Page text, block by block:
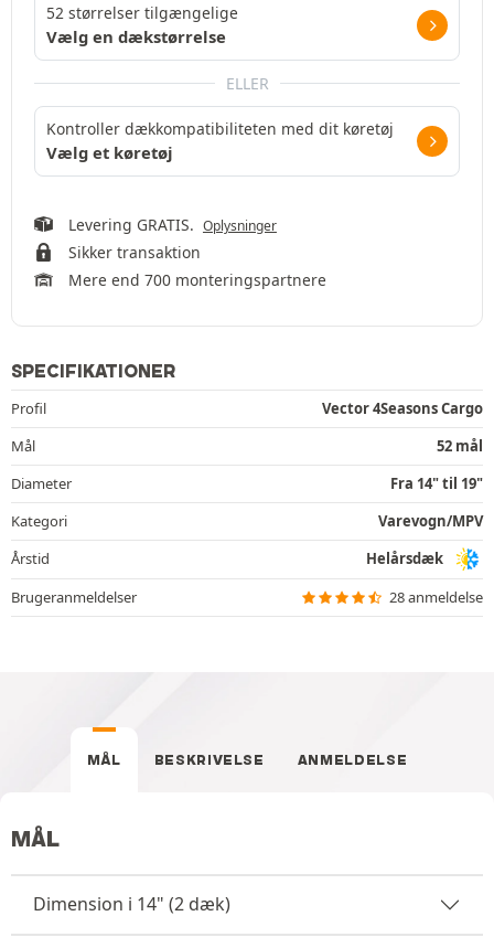
52 størrelser tilgængelige
Vælg en dækstørrelse
ELLER
Kontroller dækkompatibiliteten med dit køretøj
Vælg et køretøj
Levering GRATIS. Oplysninger
Sikker transaktion
Mere end 700 monteringspartnere
SPECIFIKATIONER
Profil
Vector 4Seasons Cargo
Mål
52 mål
Diameter
Fra 14" til 19"
Kategori
Varevogn/MPV
Årstid
Helårsdæk
Brugeranmeldelser
28 anmeldelse
MÅL BESKRIVELSE ANMELDELSE
MÅL
Dimension i 14" (2 dæk)